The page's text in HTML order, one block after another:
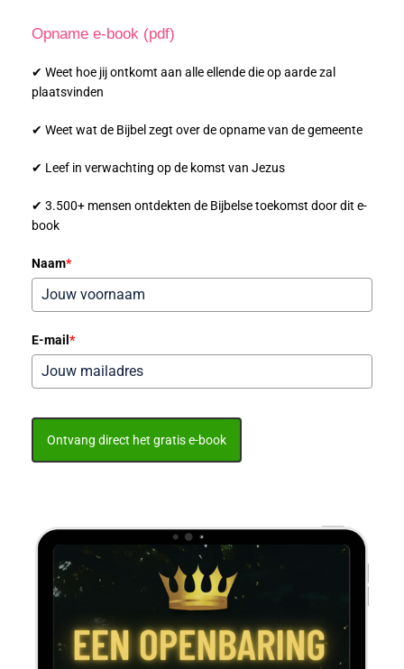
Opname e-book (pdf)
✔ Weet hoe jij ontkomt aan alle ellende die op aarde zal
plaatsvinden
✔ Weet wat de Bijbel zegt over de opname van de gemeente
✔ Leef in verwachting op de komst van Jezus
✔ 3.500+ mensen ontdekten de Bijbelse toekomst door dit e-
book
Naam*
E-mail *
Ontvang direct het gratis e-book